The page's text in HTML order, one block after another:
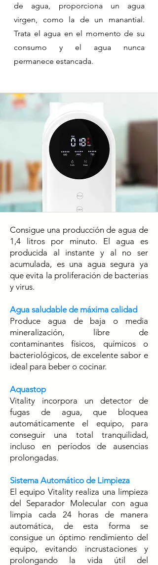
de agua, proporciona un agua
virgen, como la de un manantial.
Trata el agua en el momento de su
consumo y el agua nunca
permanece estancada.
Consigue una producción de agua de
1,4 litros por minuto. El agua es
producida al instante y al no ser
acumulada, es una agua segura ya
que evita la proliferación de bacterias
y virus.
Agua saludable de máxima calidad
Produce agua de baja o media
mineralización, libre de
contaminantes físicos, químicos o
bacteriológicos, de excelente sabor e
ideal para beber o cocinar.
Aquastop
Vitality incorpora un detector de
fugas de agua, que bloquea
automáticamente el equipo, para
conseguir una total tranquilidad,
incluso en períodos de ausencias
prolongadas.
Sistema Automático de Limpieza
El equipo Vitality realiza una limpieza
del Separador Molecular con agua
limpia cada 24 horas de manera
automática, de esta forma se
consigue un óptimo rendimiento del
equipo, evitando incrustaciones y
prolongando la vida útil del